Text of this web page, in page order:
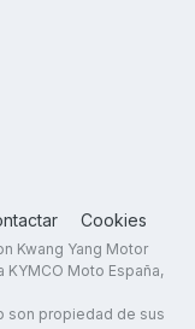
Cookies
Kwang Yang Motor
KYMCO Moto España,
son propiedad de sus